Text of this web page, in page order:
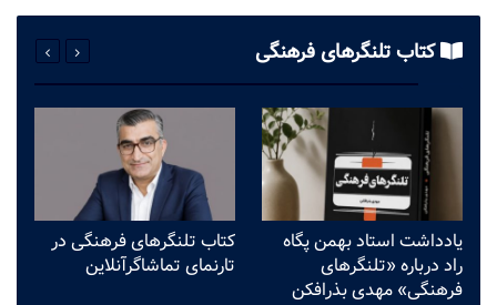
کتاب تلنگرهای فرهنگی
یادداشت استاد بهمن پگاه
راد درباره «تلنگرهای
فرهنگی» مهدی بذرافکن
کتاب تلنگرهای فرهنگی در
تارنمای تماشاگرآنلاین